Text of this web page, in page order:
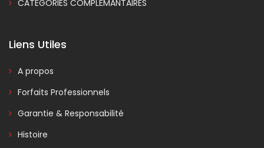
CATÉGORIES COMPLÉMANTAIRES
Liens Utiles
A propos
Forfaits Professionnels
Garantie & Responsabilité
Histoire